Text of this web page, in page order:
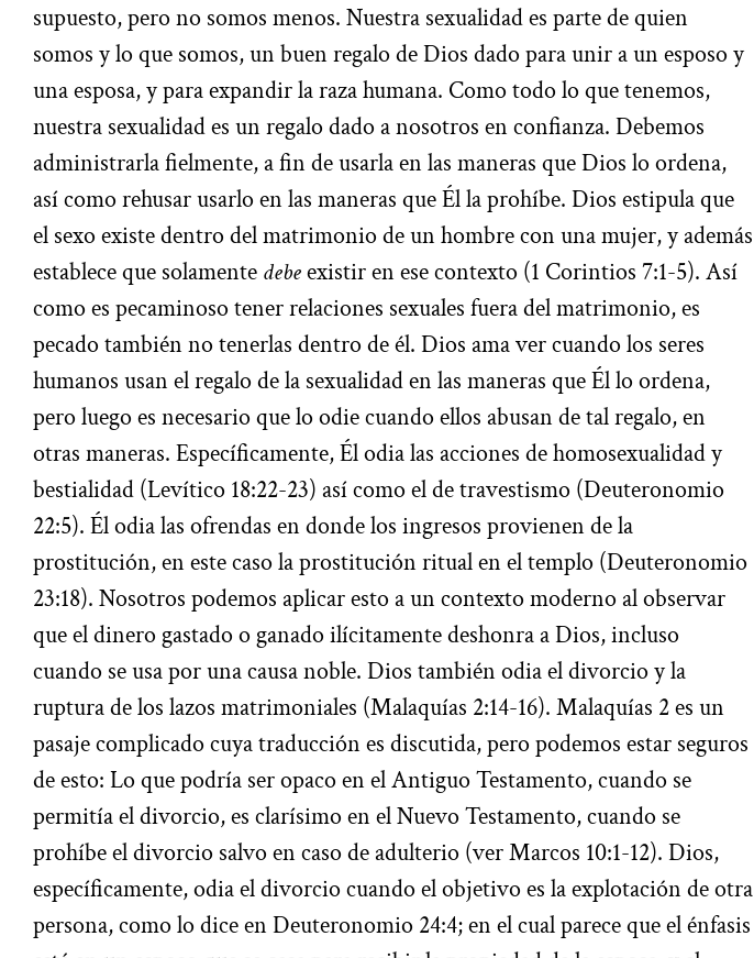
supuesto, pero no somos menos. Nuestra sexualidad es parte de quien
somos y lo que somos, un buen regalo de Dios dado para unir a un esposo y
una esposa, y para expandir la raza humana. Como todo lo que tenemos,
nuestra sexualidad es un regalo dado a nosotros en confianza. Debemos
administrarla fielmente, a fin de usarla en las maneras que Dios lo ordena,
así como rehusar usarlo en las maneras que Él la prohíbe. Dios estipula que
el sexo existe dentro del matrimonio de un hombre con una mujer, y además
establece que solamente debeexistir en ese contexto (1 Corintios 7:1-5). Así
como es pecaminoso tener relaciones sexuales fuera del matrimonio, es
pecado también no tenerlas dentro de él. Dios ama ver cuando los seres
humanos usan el regalo de la sexualidad en las maneras que Él lo ordena,
pero luego es necesario que lo odie cuando ellos abusan de tal regalo, en
otras maneras. Específicamente, Él odia las acciones de homosexualidad y
bestialidad (Levítico 18:22-23) así como el de travestismo (Deuteronomio
22:5). Él odia las ofrendas en donde los ingresos provienen de la
prostitución, en este caso la prostitución ritual en el templo (Deuteronomio
23:18). Nosotros podemos aplicar esto a un contexto moderno al observar
que el dinero gastado o ganado ilícitamente deshonra a Dios, incluso
cuando se usa por una causa noble. Dios también odia el divorcio y la
ruptura de los lazos matrimoniales (Malaquías 2:14-16). Malaquías 2 es un
pasaje complicado cuya traducción es discutida, pero podemos estar seguros
de esto: Lo que podría ser opaco en el Antiguo Testamento, cuando se
permitía el divorcio, es clarísimo en el Nuevo Testamento, cuando se
prohíbe el divorcio salvo en caso de adulterio (ver Marcos 10:1-12). Dios,
específicamente, odia el divorcio cuando el objetivo es la explotación de otra
persona, como lo dice en Deuteronomio 24:4; en el cual parece que el énfasis